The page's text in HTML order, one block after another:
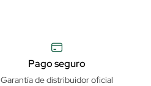
Pago seguro
Garantía de distribuidor oficial